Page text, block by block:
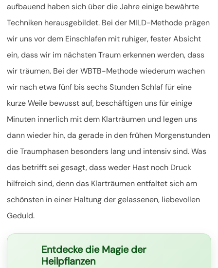
aufbauend haben sich über die Jahre einige bewährte
Techniken herausgebildet. Bei der MILD-Methode prägen
wir uns vor dem Einschlafen mit ruhiger, fester Absicht
ein, dass wir im nächsten Traum erkennen werden, dass
wir träumen. Bei der WBTB-Methode wiederum wachen
wir nach etwa fünf bis sechs Stunden Schlaf für eine
kurze Weile bewusst auf, beschäftigen uns für einige
Minuten innerlich mit dem Klarträumen und legen uns
dann wieder hin, da gerade in den frühen Morgenstunden
die Traumphasen besonders lang und intensiv sind. Was
das betrifft sei gesagt, dass weder Hast noch Druck
hilfreich sind, denn das Klarträumen entfaltet sich am
schönsten in einer Haltung der gelassenen, liebevollen
Geduld.
Entdecke die Magie der
Heilpflanzen